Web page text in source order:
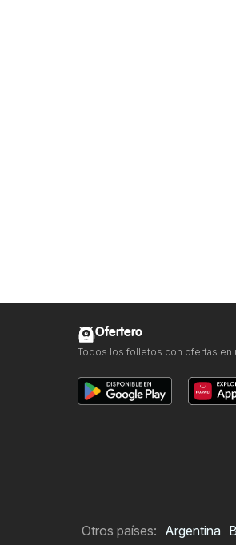
Ofertero
Todos los folletos con ofertas en
Otros países: Argentina